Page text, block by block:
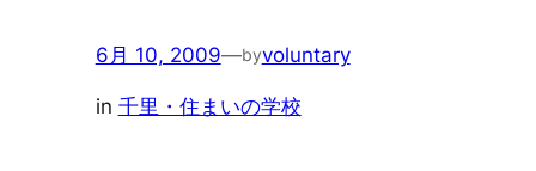
6月 10, 2009—byvoluntary
in 千里・住まいの学校